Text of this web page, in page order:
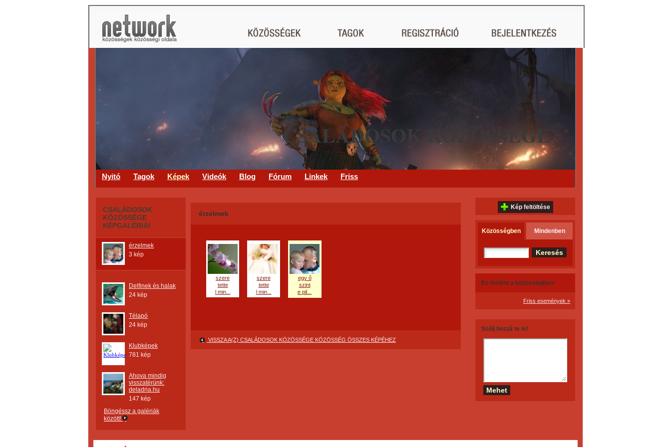
CSALÁDOSOK KÖZÖSSÉGE
Nyitó Tagok Képek Videók Blog Fórum Linkek Friss
CSALÁDOSOK
KÖZÖSSÉGE
KÉPGALÉRIÁI
érzelmek
3 kép
Delfinek és halak
24 kép
Télapó
24 kép
Klubképek
781 kép
Ahova mindig
visszatérünk:
deladria.hu
147 kép
Böngéssz a galériák
között!
érzelmek
szere
tette
l min...
szere
tette
l min...
egy ő
szint
e pil...
VISSZA A(Z) CSALÁDOSOK KÖZÖSSÉGE KÖZÖSSÉG ÖSSZES KÉPÉHEZ
Kép feltöltése
Közösségben Mindenben
Ez történt a közösségben:
Friss események »
Szólj hozzá te is!